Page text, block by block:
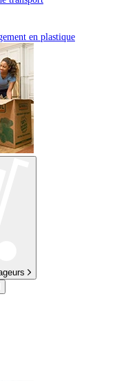
en plastique